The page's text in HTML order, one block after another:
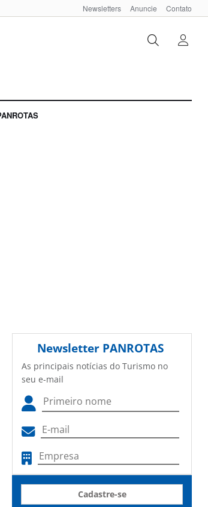
Newsletters Anuncie Contato
Newsletter PANROTAS
As principais notícias do Turismo no
seu e-mail
Cadastre-se